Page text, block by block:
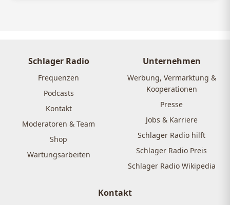
Schlager Radio
Frequenzen
Podcasts
Kontakt
Moderatoren & Team
Shop
Wartungsarbeiten
Unternehmen
Werbung, Vermarktung &
Kooperationen
Presse
Jobs & Karriere
Schlager Radio hilft
Schlager Radio Preis
Schlager Radio Wikipedia
Kontakt